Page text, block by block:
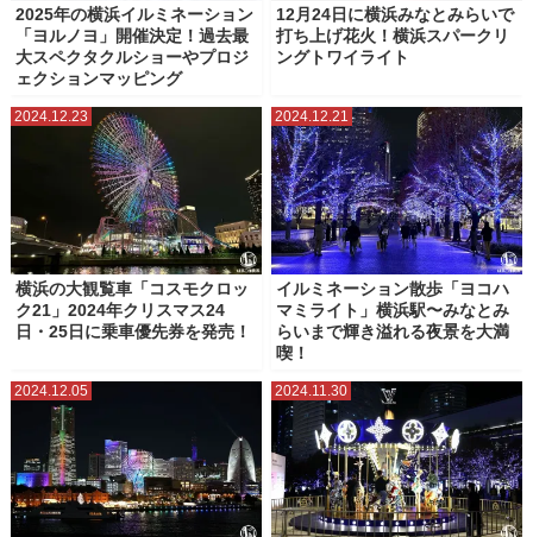
2025年の横浜イルミネーション
「ヨルノヨ」開催決定！過去最
大スペクタクルショーやプロジ
ェクションマッピング
12月24日に横浜みなとみらいで
打ち上げ花火！横浜スパークリ
ングトワイライト
2024.12.23
横浜の大観覧車「コスモクロッ
ク21」2024年クリスマス24
日・25日に乗車優先券を発売！
2024.12.21
イルミネーション散歩「ヨコハ
マミライト」横浜駅〜みなとみ
らいまで輝き溢れる夜景を大満
喫！
2024.12.05 2024.11.30